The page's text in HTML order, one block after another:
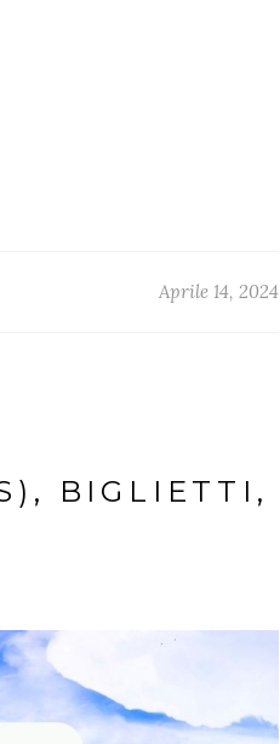
Aprile 14, 2024
BIGLIETTI,